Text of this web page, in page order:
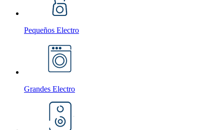
Pequeños Electro
Grandes Electro